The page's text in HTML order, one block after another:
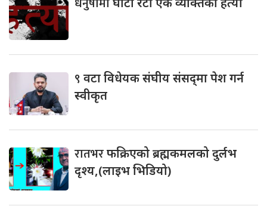
९ वटा विधेयक संघीय संसद्‌मा पेश गर्न
स्वीकृत
रातभरफक्रिएको ब्रह्मकमलको दुर्लभ
दृश्य,(लाइभ भिडियो)